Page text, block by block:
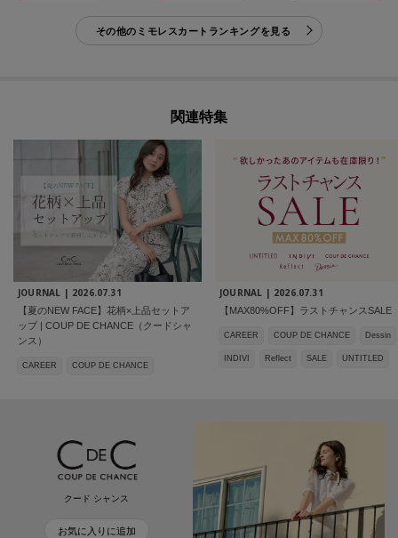
その他のミモレスカートランキングを見る
関連特集
JOURNAL | 2026.07.31
【夏のNEW FACE】花柄×上品セットア
ップ | COUP DE CHANCE（クードシャ
ンス）
CAREER COUP DE CHANCE
JOURNAL | 2026.07.31
【MAX80%OFF】ラストチャンスSALE
CAREER COUP DE CHANCE Dessin
INDIVI Reflect SALE UNTITLED
クード シャンス
お気に入りに追加